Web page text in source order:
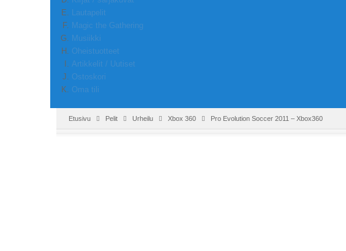
Lautapelit
Magic the Gathering
Musiikki
Oheistuotteet
Artikkelit / Uutiset
Ostoskori
Oma tili
Etusivu Pelit Urheilu Xbox 360 Pro Evolution Soccer 2011 – Xbox360